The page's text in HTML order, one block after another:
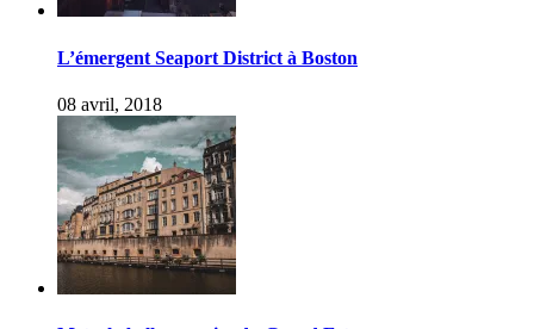
L’émergent Seaport District à Boston
08 avril, 2018